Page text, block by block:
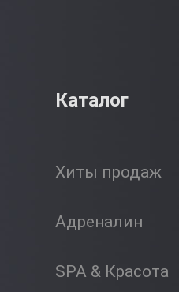
Каталог
Хиты продаж
Адреналин
SPA & Красота